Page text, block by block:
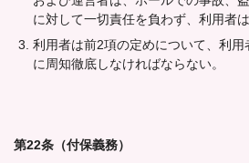
に対して一切責任を負わず、利用者
利用者は前2項の定めについて、利
に周知徹底しなければならない。
第22条（付保義務）